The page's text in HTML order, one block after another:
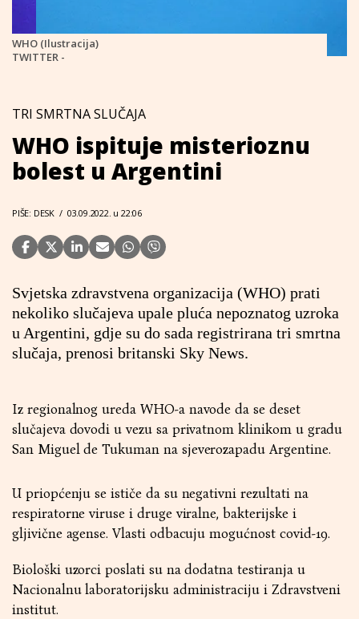
WHO (Ilustracija)
TWITTER -
TRI SMRTNA SLUČAJA
WHO ispituje misterioznu
bolest u Argentini
PIŠE: DESK / 03.09.2022. u 22:06
Svjetska zdravstvena organizacija (WHO) prati
nekoliko slučajeva upale pluća nepoznatog uzroka
u Argentini, gdje su do sada registrirana tri smrtna
slučaja, prenosi britanski Sky News.
Iz regionalnog ureda WHO-a navode da se deset
slučajeva dovodi u vezu sa privatnom klinikom u gradu
San Miguel de Tukuman na sjeverozapadu Argentine.
U priopćenju se ističe da su negativni rezultati na
respiratorne viruse i druge viralne, bakterijske i
gljivične agense. Vlasti odbacuju mogućnost covid-19.
Biološki uzorci poslati su na dodatna testiranja u
Nacionalnu laboratorijsku administraciju i Zdravstveni
institut.